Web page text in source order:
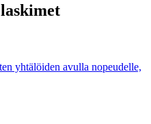
yhtälöiden avulla nopeudelle,